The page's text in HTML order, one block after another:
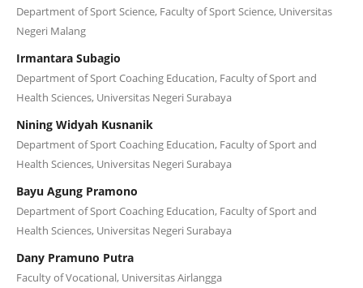
Department of Sport Science, Faculty of Sport Science, Universitas
Negeri Malang
Irmantara Subagio
Department of Sport Coaching Education, Faculty of Sport and
Health Sciences, Universitas Negeri Surabaya
Nining Widyah Kusnanik
Department of Sport Coaching Education, Faculty of Sport and
Health Sciences, Universitas Negeri Surabaya
Bayu Agung Pramono
Department of Sport Coaching Education, Faculty of Sport and
Health Sciences, Universitas Negeri Surabaya
Dany Pramuno Putra
Faculty of Vocational, Universitas Airlangga